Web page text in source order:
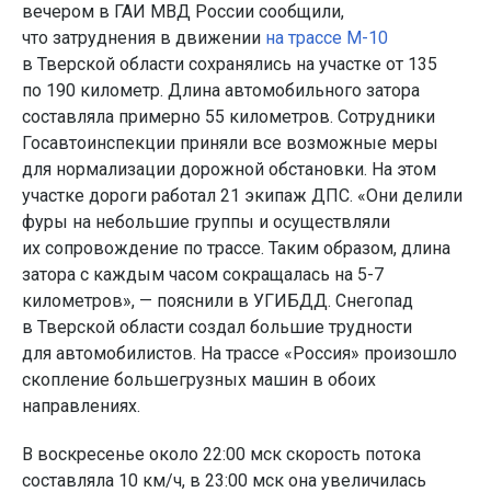
вечером в ГАИ МВД России сообщили,
что затруднения в движении на трассе М-10
в Тверской области сохранялись на участке от 135
по 190 километр. Длина автомобильного затора
составляла примерно 55 километров. Сотрудники
Госавтоинспекции приняли все возможные меры
для нормализации дорожной обстановки. На этом
участке дороги работал 21 экипаж ДПС. «Они делили
фуры на небольшие группы и осуществляли
их сопровождение по трассе. Таким образом, длина
затора с каждым часом сокращалась на 5-7
километров», — пояснили в УГИБДД. Снегопад
в Тверской области создал большие трудности
для автомобилистов. На трассе «Россия» произошло
скопление большегрузных машин в обоих
направлениях.
В воскресенье около 22:00 мск скорость потока
составляла 10 км/ч, в 23:00 мск она увеличилась